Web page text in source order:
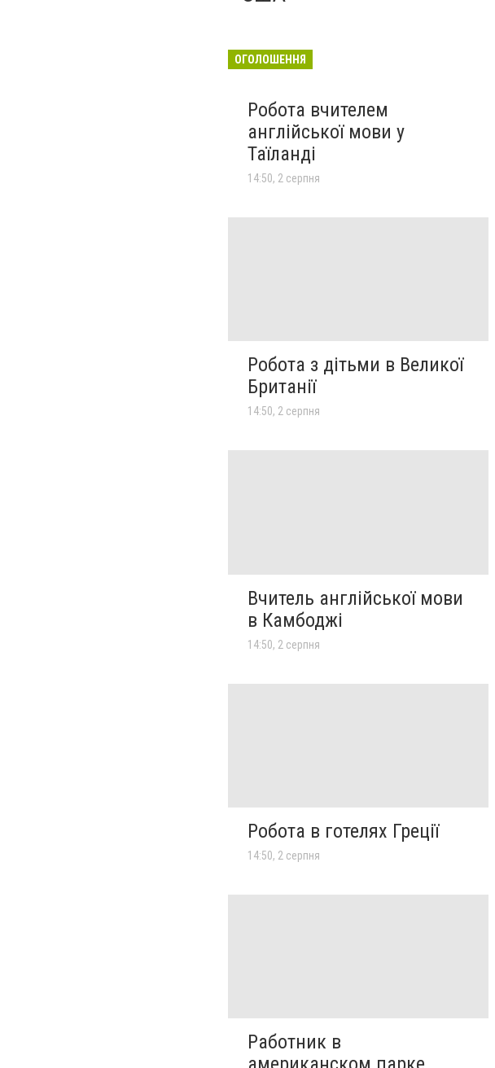
ОГОЛОШЕННЯ
Робота вчителем
англійської мови у
Таїланді
14:50, 2 серпня
Робота з дітьми в Великої
Британії
14:50, 2 серпня
Вчитель англійської мови
в Камбоджі
14:50, 2 серпня
Робота в готелях Греції
14:50, 2 серпня
Работник в